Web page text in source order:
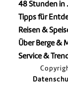
48 Stunden in
Tipps für
Reisen &
Über Berge &
Service &